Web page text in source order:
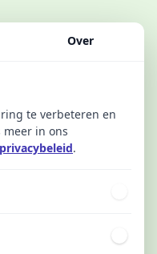
Over
te verbeteren en
meer in ons
.